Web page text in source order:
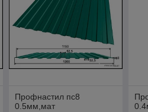
Профнастил пс8
0.5мм,мат